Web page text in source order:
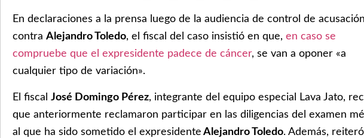
En declaraciones a la prensa luego de la audiencia de control de acusación
contra Alejandro Toledo, el fiscal del caso insistió en que, en caso se
compruebe que el expresidente padece de cáncer, se van a oponer «a
cualquier tipo de variación».
El fiscal José Domingo Pérez, integrante del equipo especial Lava Jato,
que anteriormente reclamaron participar en las diligencias del examen
al que ha sido sometido el expresidente Alejandro Toledo. Además,